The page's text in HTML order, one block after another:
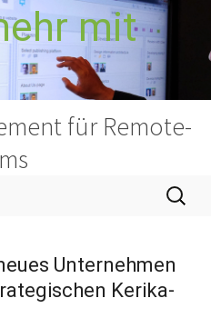
mit
für Remote-
Suchen
nach:
Unternehmen
Kerika-